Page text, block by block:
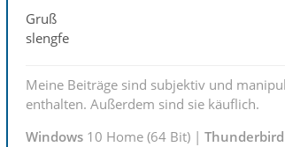
Gruß
slengfe
Meine Beiträge sind subjektiv und
enthalten. Außerdem sind sie käuflich.
Windows10 Home (64 Bit) | Thunderbird